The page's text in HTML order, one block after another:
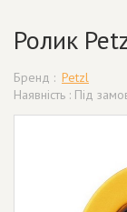
Ролик
Бренд : Petzl
Наявність : Під